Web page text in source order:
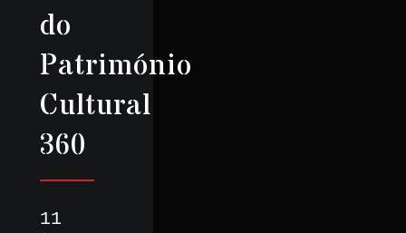
do
Património
Cultural
360
11